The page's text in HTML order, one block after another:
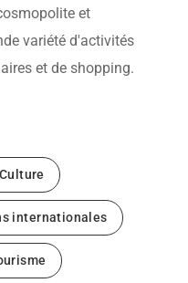
et
variété d'activités
et de shopping.
internationales